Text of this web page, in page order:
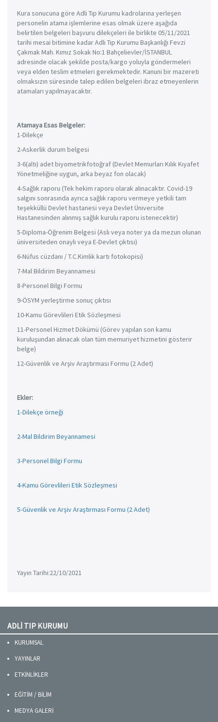
Kura sonucuna göre Adli Tıp Kurumu kadrolarına yerleşen
personelin atama işlemlerine esas olmak üzere aşağıda
belirtilen belgeleri başvuru dilekçeleri ile birlikte 05/11/2021
tarihi mesai bitimine kadar Adli Tıp Kurumu Başkanlığı Fevzi
Çakmak Mah. Kımız Sokak No:1 Bahçelievler/İSTANBUL
adresinde olacak şekilde posta/kargo yoluyla göndermeleri
veya elden teslim etmeleri gerekmektedir. Kanuni bir mazereti
olmaksızın süresinde talep edilen belgeleri ibraz etmeyenlerin
atamaları yapılmayacaktır.
Atamaya Esas Belgeler:
1-Dilekçe
2-Askerlik durum belgesi
3-6(altı) adet biyometrikfotoğraf (Devlet Memurları Kılık Kıyafet
Yönetmeliğine uygun, arka beyaz fon olacak)
4-Sağlık raporu (Tek hekim raporu olarak alınacaktır. Covid-19
salgını sonrasında ayrıca sağlık raporu vermeye yetkili tam
teşekküllü Devlet hastanesi veya Devlet Üniversite
Hastanesinden alınmış sağlık kurulu raporu istenecektir)
5-Diploma-Öğrenim Belgesi (Aslı veya noter ya da mezun olunan
üniversiteden onaylı veya E-Devlet çıktısı)
6-Nüfus cüzdanı / T.C.Kimlik kartı fotokopisi)
7-Mal Bildirim Beyannamesi
8-Personel Bilgi Formu
9-ÖSYM yerleştirme sonuç çıktısı
10-Kamu Görevlileri Etik Sözleşmesi
11-Personel Hizmet Dökümü (Görev yapılan son kamu
kuruluşundan alınacak olan tüm memuriyet hizmetini gösterir
belge)
12-Güvenlik ve Arşiv Araştırması Formu (2 Adet)
Ekler:
1-Dilekçe örneği
2-Mal Bildirim Beyannamesi
3-Personel Bilgi Formu
4-Kamu Görevlileri Etik Sözleşmesi
5-Güvenlik ve Arşiv Araştırması Formu (2 Adet)
Yayın Tarihi:22/10/2021
ADLİ TIP KURUMU
KURUMSAL
YAYINLAR
ETKİNLİKLER
EĞİTİM / BİLİM
MEDYA GALERİ